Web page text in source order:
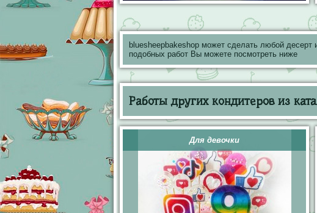
bluesheepbakeshop может сделать любой десерт
подобных работ Вы можете посмотреть ниже
Работы других кондитеров из
Для девочки